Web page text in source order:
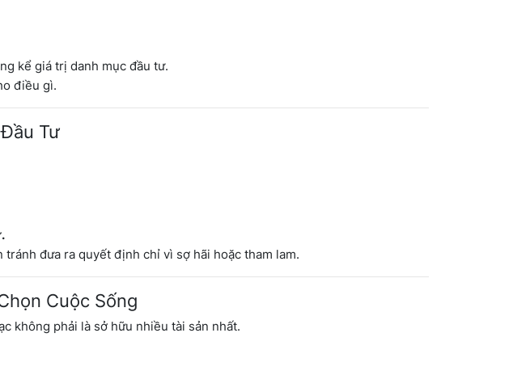
kể giá trị danh mục đầu tư.
điều gì.
Tư
đưa ra quyết định chỉ vì sợ hãi hoặc tham lam.
Cuộc Sống
không phải là sở hữu nhiều tài sản nhất.